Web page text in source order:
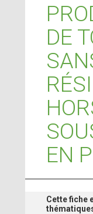
DE
EN
Cette fiche